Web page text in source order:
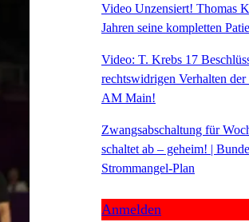
Video Unzensiert! Thomas
Jahren seine kompletten
Video: T. Krebs 17
rechtswidrigen Verhalten
AM Main!
Zwangsabschaltung für
schaltet ab – geheim! |
Strommangel-Plan
Anmelden